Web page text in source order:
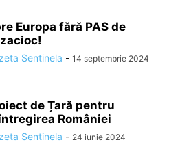
Europa fără PAS de
Sentinela - 14 septembrie 2024
de Țară pentru
României
Sentinela - 24 iunie 2024